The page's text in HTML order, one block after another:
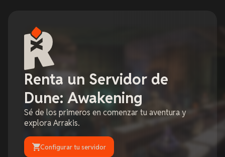
Renta un Servidor de
Dune: Awakening
Sé de los primeros en comenzar tu aventura y
explora Arrakis.
Configurar tu servidor